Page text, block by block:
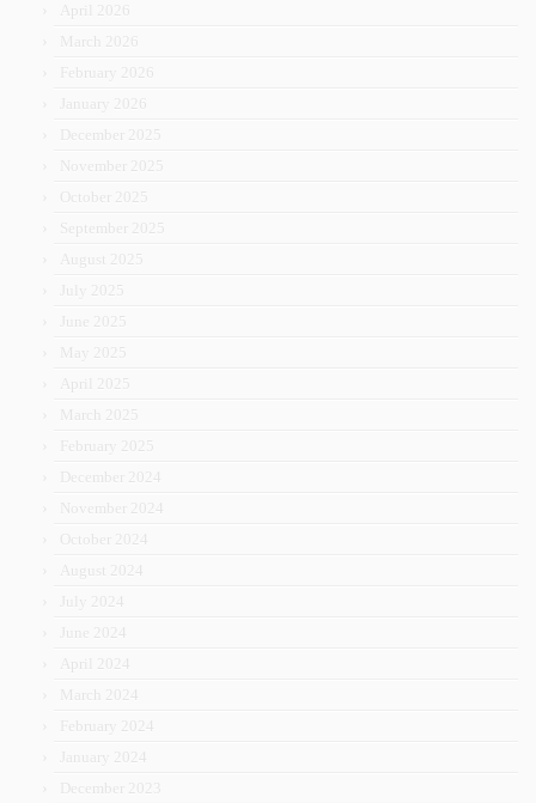
April 2026
March 2026
February 2026
January 2026
December 2025
November 2025
October 2025
September 2025
August 2025
July 2025
June 2025
May 2025
April 2025
March 2025
February 2025
December 2024
November 2024
October 2024
August 2024
July 2024
June 2024
April 2024
March 2024
February 2024
January 2024
December 2023